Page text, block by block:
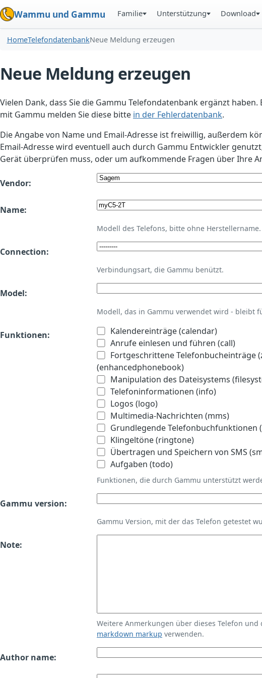
Wammu und Gammu Familie Unterstützung Download
HomeTelefondatenbankNeue Meldung erzeugen
Neue Meldung erzeugen
Vielen Dank, dass Sie die Gammu Telefondatenbank ergänzt
mit Gammu melden Sie diese bitte in der Fehlerdatenbank.
Die Angabe von Name und Email-Adresse ist freiwillig, außerdem
Email-Adresse wird eventuell auch durch Gammu Entwickler
Gerät überprüfen muss, oder um aufkommende Fragen über Ihre
Vendor:
Name:
Modell des Telefons, bitte ohne Herstellername.
Connection:
Verbindungsart, die Gammu benützt.
Model:
Modell, das in Gammu verwendet wird - bleibt
Funktionen:
Kalendereinträge (calendar)
Anrufe einlesen und führen (call)
Fortgeschrittene Telefonbucheinträge
(enhancedphonebook)
Manipulation des Dateisystems
Telefoninformationen (info)
Logos (logo)
Multimedia-Nachrichten (mms)
Grundlegende Telefonbuchfunktionen
Klingeltöne (ringtone)
Übertragen und Speichern von SMS
Aufgaben (todo)
Funktionen, die durch Gammu unterstützt
Gammu version:
Gammu Version, mit der das Telefon getestet
Note:
Weitere Anmerkungen über dieses Telefon
markdown markup verwenden.
Author name: